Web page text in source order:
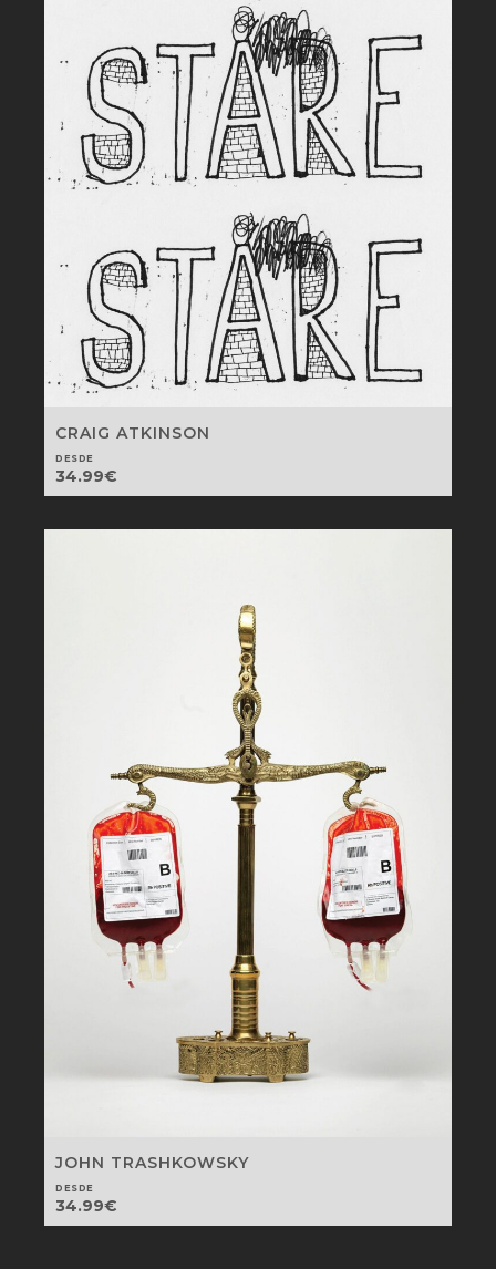
CRAIG ATKINSON
DESDE
34.99€
JOHN TRASHKOWSKY
DESDE
34.99€